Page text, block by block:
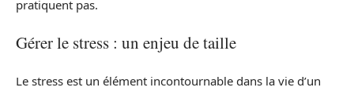
pratiquent pas.
Gérer le stress : un enjeu de taille
Le stress est un élément incontournable dans la vie d’un